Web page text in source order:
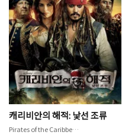
캐리비안의 해적: 낯선 조류
Pirates of the Caribbean: On Stranger Tides